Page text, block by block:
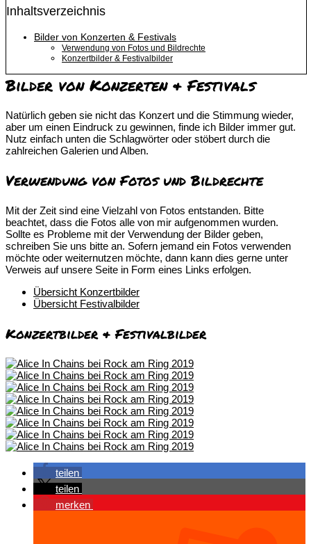
Inhaltsverzeichnis
Bilder von Konzerten & Festivals
Verwendung von Fotos und Bildrechte
Konzertbilder & Festivalbilder
Bilder von Konzerten & Festivals
Natürlich geben sie nicht das Konzert und die Stimmung wieder,
aber um einen Eindruck zu gewinnen, finde ich Bilder immer gut.
Nutz einfach unten die Schlagwörter oder stöbert durch die
zahlreichen Galerien und Alben.
Verwendung von Fotos und Bildrechte
Mit der Zeit sind eine Vielzahl von Fotos entstanden. Bitte
beachtet, dass die Fotos alle von mir aufgenommen wurden.
Sollte es Probleme mit der Verwendung der Bilder geben,
schreiben Sie uns bitte an. Sofern jemand ein Fotos verwenden
möchte oder weiternutzen möchte, dann kann dies gerne unter
Verweis auf unsere Seite in Form eines Links erfolgen.
Übersicht Konzertbilder
Übersicht Festivalbilder
Konzertbilder & Festivalbilder
teilen
teilen
merken